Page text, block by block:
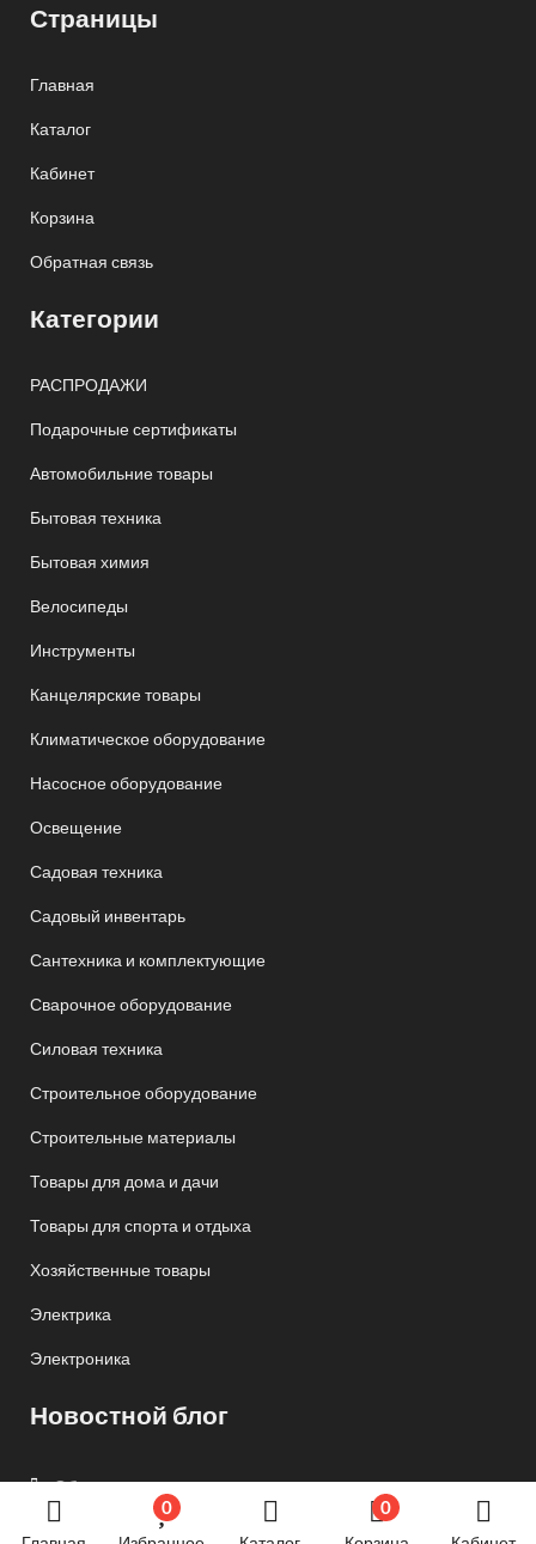
0 0
Страницы
Главная
Каталог
Кабинет
Корзина
Обратная связь
Категории
РАСПРОДАЖИ
Подарочные сертификаты
Автомобильние товары
Бытовая техника
Бытовая химия
Велосипеды
Инструменты
Канцелярские товары
Климатическое оборудование
Насосное оборудование
Освещение
Садовая техника
Садовый инвентарь
Сантехника и комплектующие
Сварочное оборудование
Силовая техника
Строительное оборудование
Строительные материалы
Товары для дома и дачи
Товары для спорта и отдыха
Хозяйственные товары
Электрика
Электроника
Новостной блог
Обязательная маркировка велосипедов стартует в
России с 1 сентября
24.06.2024 07:58